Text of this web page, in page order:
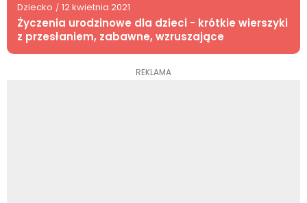
Dziecko / 12 kwietnia 2021
Życzenia urodzinowe dla dzieci - krótkie wierszyki
z przesłaniem, zabawne, wzruszające
REKLAMA